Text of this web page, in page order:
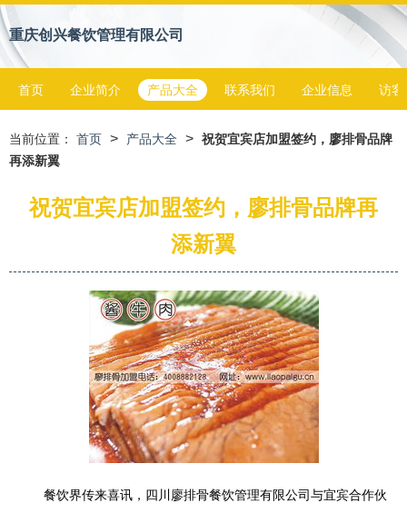
重庆创兴餐饮管理有限公司
首页 企业简介 产品大全 联系我们 企业信息 访客
当前位置： 首页 > 产品大全 > 祝贺宜宾店加盟签约，廖排骨品牌
再添新翼
祝贺宜宾店加盟签约，廖排骨品牌再
添新翼
餐饮界传来喜讯，四川廖排骨餐饮管理有限公司与宜宾合作伙